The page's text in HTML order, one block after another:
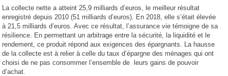
La collecte nette a atteint 25,9 milliards d’euros, le meilleur résultat
enregistré depuis 2010 (51 milliards d’euros). En 2018, elle s’était élevée
à 21,5 milliards d’euros. Avec ce résultat, l’assurance vie témoigne de sa
résilience. En permettant un arbitrage entre la sécurité, la liquidité et le
rendement, ce produit répond aux exigences des épargnants. La hausse
de la collecte est à relier à celle du taux d’épargne des ménages qui ont
choisi de ne pas consommer l’ensemble de leurs gains de pouvoir
d’achat.